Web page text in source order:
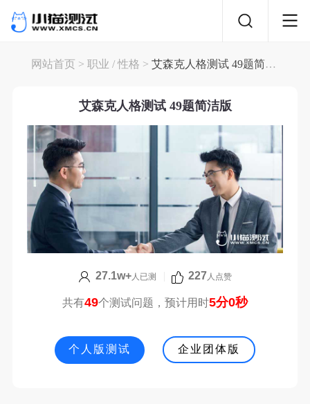
网站首页 > 职业 / 性格 > 艾森克人格测试 49题简洁版
艾森克人格测试 49题简洁版
27.1w+人已测 227人点赞
共有49个测试问题，预计用时5分0秒
个人版测试 企业团体版